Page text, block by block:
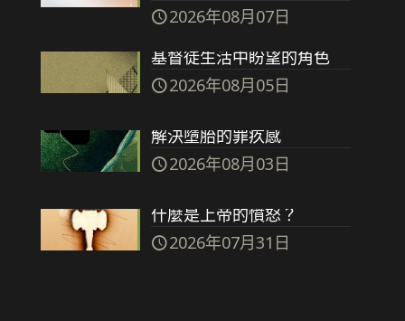
2026年08月07日
基督徒生活中盼望的角色
2026年08月05日
解決墮胎的罪疚感
2026年08月03日
什麼是上帝的憤怒？
2026年07月31日